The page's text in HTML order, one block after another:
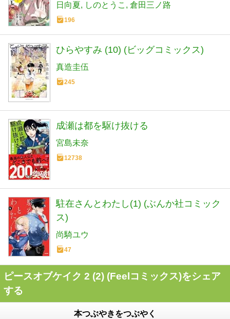
日向夏 しのとうこ 倉田三ノ路
196
ひらやすみ (10) (ビッグコミックス)
真造圭伍
245
成瀬は都を駆け抜ける
宮島未奈
12738
駐在さんとわたし(1) (ぶんか社コミック
ス)
尚騎ユウ
47
ピースオブケイク 2 (2) (Feelコミックス)をシェア
する
本つぶやきをつぶやく